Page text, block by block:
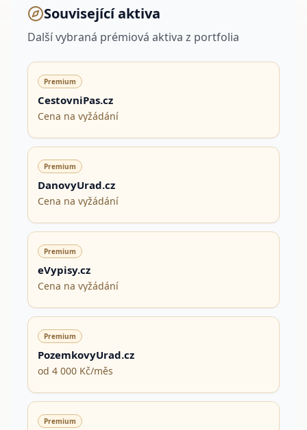
Související aktiva
Další vybraná prémiová aktiva z portfolia
Premium
CestovniPas.cz
Cena na vyžádání
Premium
DanovyUrad.cz
Cena na vyžádání
Premium
eVypisy.cz
Cena na vyžádání
Premium
PozemkovyUrad.cz
od 4 000 Kč/měs
Premium